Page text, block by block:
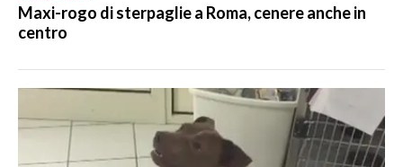
Maxi-rogo di sterpaglie a Roma, cenere anche in
centro